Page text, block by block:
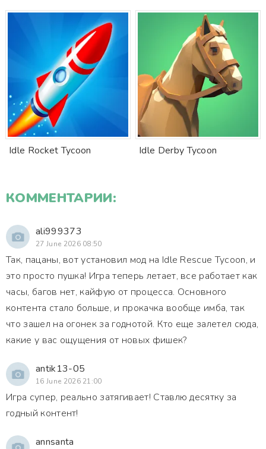
Idle Rocket Tycoon Idle Derby Tycoon
КОММЕНТАРИИ:
ali999373
27 June 2026 08:50
Так, пацаны, вот установил мод на Idle Rescue Tycoon, и
это просто пушка! Игра теперь летает, все работает как
часы, багов нет, кайфую от процесса. Основного
контента стало больше, и прокачка вообще имба, так
что зашел на огонек за годнотой. Кто еще залетел сюда,
какие у вас ощущения от новых фишек?
antik13-05
16 June 2026 21:00
Игра супер, реально затягивает! Ставлю десятку за
годный контент!
annsanta